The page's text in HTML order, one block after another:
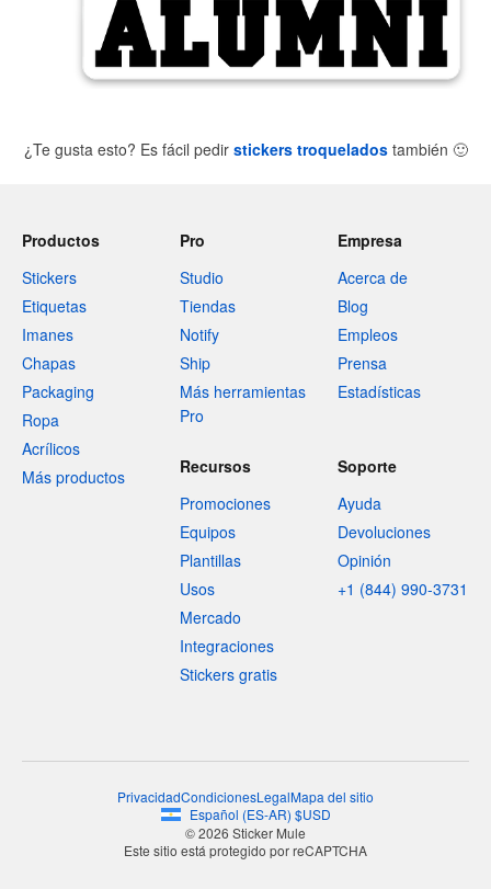
¿Te gusta esto? Es fácil pedir stickers troqueladostambién 🙂
Productos
Stickers
Etiquetas
Imanes
Chapas
Packaging
Ropa
Acrílicos
Más productos
Pro
Studio
Tiendas
Notify
Ship
Más herramientas
Pro
Empresa
Acerca de
Blog
Empleos
Prensa
Estadísticas
Recursos
Promociones
Equipos
Plantillas
Usos
Mercado
Integraciones
Stickers gratis
Soporte
Ayuda
Devoluciones
Opinión
+1 (844) 990-3731
PrivacidadCondicionesLegalMapa del sitio
Español (ES-AR) $USD
© 2026 Sticker Mule
Este sitio está protegido por reCAPTCHA